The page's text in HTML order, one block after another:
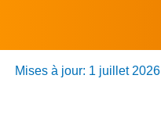
Mises à jour: 1 juillet 2026